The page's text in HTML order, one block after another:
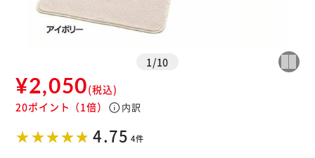
1 /10
¥2,050(税込)
20ポイント （1倍） info内訳
4.75 4件